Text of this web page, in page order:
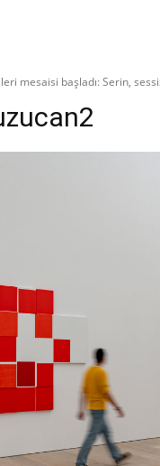
mesaisi başladı: Serin,